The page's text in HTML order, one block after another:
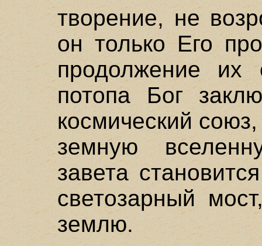
творение, не
он только Его
продолжение их
потопа Бог
космический
земную
завета
светозарный
землю.